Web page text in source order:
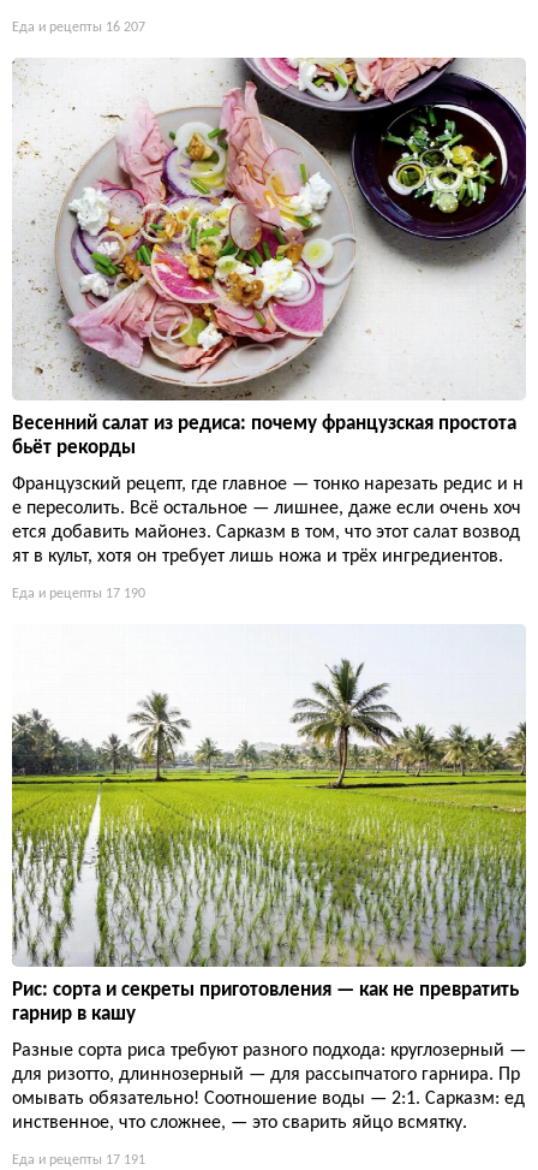
Еда и рецепты 16 207
Весенний салат из редиса: почему французская простота
бьёт рекорды
Французский рецепт, где главное — тонко нарезать редис и н
е пересолить. Всё остальное — лишнее, даже если очень хоч
ется добавить майонез. Сарказм в том, что этот салат возвод
ят в культ, хотя он требует лишь ножа и трёх ингредиентов.
Еда и рецепты 17 190
Рис: сорта и секреты приготовления — как не превратить
гарнир в кашу
Разные сорта риса требуют разного подхода: круглозерный —
для ризотто, длиннозерный — для рассыпчатого гарнира. Пр
омывать обязательно! Соотношение воды — 2:1. Сарказм: ед
инственное, что сложнее, — это сварить яйцо всмятку.
Еда и рецепты 17 191